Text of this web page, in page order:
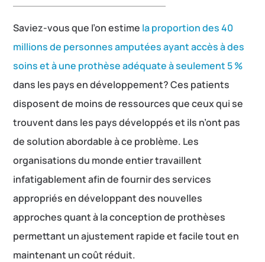
Saviez-vous que l’on estime la proportion des 40
millions de personnes amputées ayant accès à des
soins et à une prothèse adéquate à seulement 5 %
dans les pays en développement? Ces patients
disposent de moins de ressources que ceux qui se
trouvent dans les pays développés et ils n’ont pas
de solution abordable à ce problème. Les
organisations du monde entier travaillent
infatigablement afin de fournir des services
appropriés en développant des nouvelles
approches quant à la conception de prothèses
permettant un ajustement rapide et facile tout en
maintenant un coût réduit.